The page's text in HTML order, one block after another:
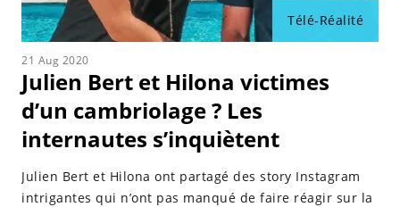
Télé-Réalité
21 Aug 2020
Julien Bert et Hilona victimes
d’un cambriolage ? Les
internautes s’inquiètent
Julien Bert et Hilona ont partagé des story Instagram
intrigantes qui n’ont pas manqué de faire réagir sur la